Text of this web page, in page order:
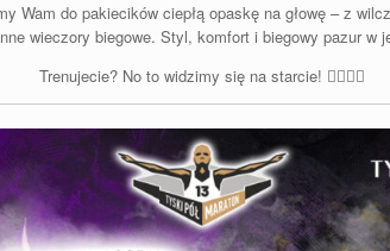
Wam do pakiecików ciepłą opaskę na głowę – z
wieczory biegowe. Styl, komfort i biegowy pazur w
Trenujecie? No to widzimy się na starcie! 🏃‍♀️🏃‍♂️